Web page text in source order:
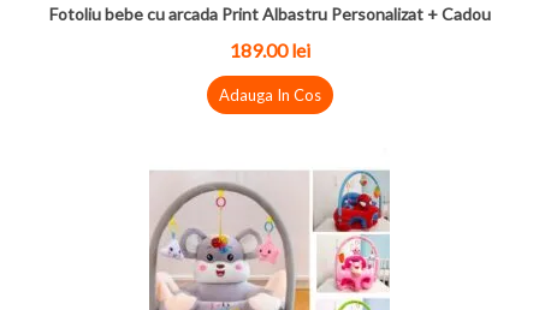
Fotoliu bebe cu arcada Print Albastru Personalizat + Cadou
189.00lei
Adauga In Cos